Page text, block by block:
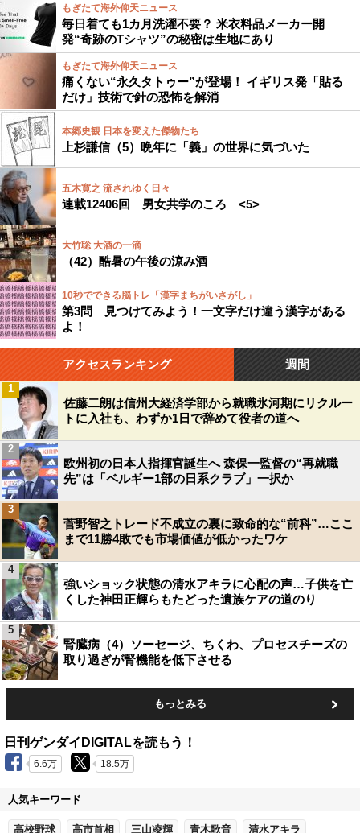
もぎたて海外仰天ニュース
毎日着ても1カ月洗濯不要？ 米衣料品メーカー開
発“奇跡のTシャツ”の秘密は生地にあり
もぎたて海外仰天ニュース
痛くない“永久タトゥー”が登場！ イギリス発「貼る
だけ」技術で針の恐怖を解消
本郷史観 日本を変えた傑物たち
上杉謙信（5）晩年に「義」の世界に気づいた
五木寛之 流されゆく日々
連載12406回 男女共学のころ <5>
大竹聡 大酒の一滴
（42）酷暑の午後の涼み酒
10秒でできる脳トレ「漢字まちがいさがし」
第3問 見つけてみよう！一文字だけ違う漢字がある
よ！
アクセスランキング 週間
佐藤二朗は信州大経済学部から就職氷河期にリクルー
トに入社も、わずか1日で辞めて役者の道へ
1
欧州初の日本人指揮官誕生へ 森保一監督の“再就職
先”は「ベルギー1部の日系クラブ」一択か
2
菅野智之トレード不成立の裏に致命的な“前科”…ここ
まで11勝4敗でも市場価値が低かったワケ
3
強いショック状態の清水アキラに心配の声…子供を亡
くした神田正輝らもたどった遺族ケアの道のり
4
腎臓病（4）ソーセージ、ちくわ、プロセスチーズの
取り過ぎが腎機能を低下させる
5
もっとみる
日刊ゲンダイDIGITALを読もう！
6.6万 18.5万
人気キーワード
高校野球 高市首相 三山凌輝 青木歌音 清水アキラ